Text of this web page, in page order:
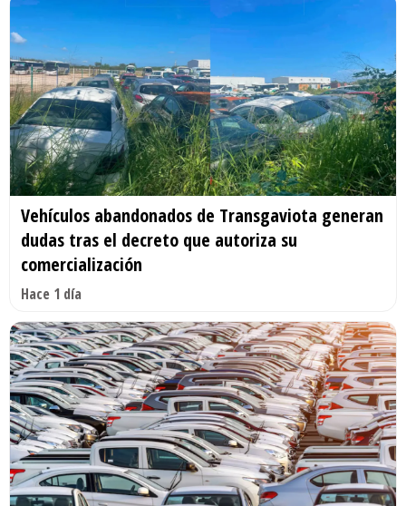
Vehículos abandonados de Transgaviota generan
dudas tras el decreto que autoriza su
comercialización
Hace 1 día